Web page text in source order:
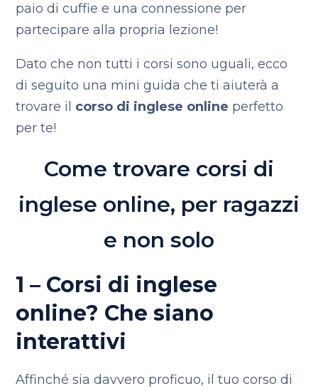
paio di cuffie e una connessione per
partecipare alla propria lezione!
Dato che non tutti i corsi sono uguali, ecco
di seguito una mini guida che ti aiuterà a
trovare il corso di inglese online perfetto
per te!
Come trovare corsi di
inglese online, per ragazzi
e non solo
1 – Corsi di inglese
online? Che siano
interattivi
Affinché sia davvero proficuo, il tuo corso di